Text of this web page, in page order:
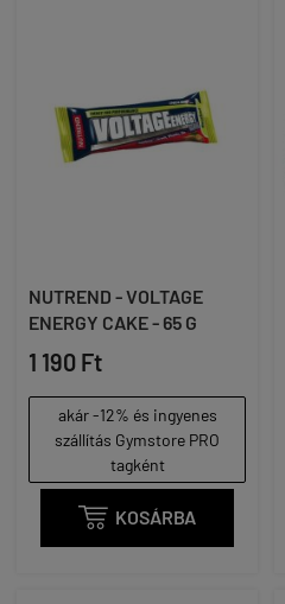
NUTREND - VOLTAGE
ENERGY CAKE - 65 G
1 190 Ft
akár -12% és ingyenes
szállítás Gymstore PRO
tagként
 KOSÁRBA